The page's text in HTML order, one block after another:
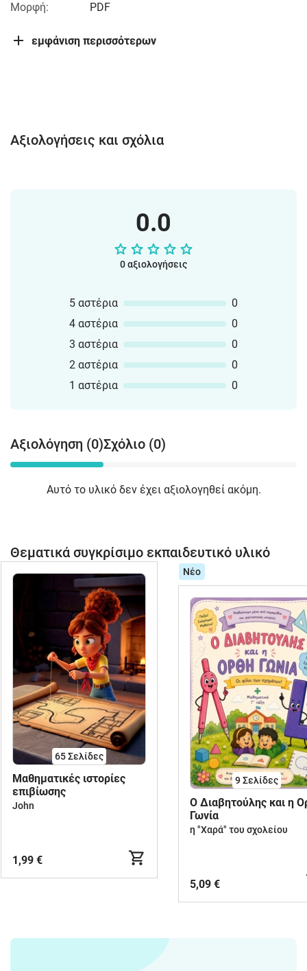
Μορφή:
PDF
εμφάνιση περισσότερων
Αξιολογήσεις και σχόλια
0.0
0 αξιολογήσεις
5 αστέρια
0
4 αστέρια
0
3 αστέρια
0
2 αστέρια
0
1 αστέρια
0
Αξιολόγηση (0)Σχόλιο (0)
Αυτό το υλικό δεν έχει αξιολογηθεί ακόμη.
Θεματικά συγκρίσιμο εκπαιδευτικό υλικό
65Σελίδες
Μαθηματικές ιστορίες
επιβίωσης
John
1,99 €
Νέο
9Σελίδες
Ο Διαβητούλης και η
Γωνία
η "Χαρά" του σχολείου
5,09 €